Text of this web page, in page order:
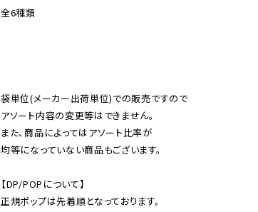
全6種類
袋単位(メーカー出荷単位)での販売ですので
アソート内容の変更等はできません。
また、商品によってはアソート比率が
均等になっていない商品もございます。
【DP/POPについて】
正規ポップは先着順となっております。